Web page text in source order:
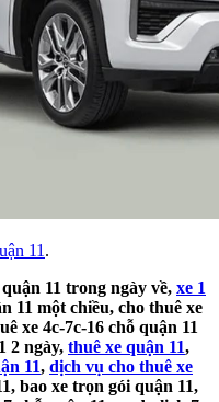
11.
11 trong ngày về, xe 1
11 một chiều, cho thuê xe
xe 4c-7c-16 chỗ quận 11
2 ngày, thuê xe quận 11,
11, dịch vụ cho thuê xe
bao xe trọn gói quận 11,